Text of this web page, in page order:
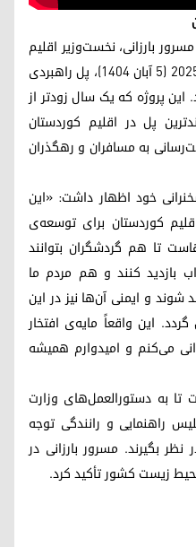
بارزانی، نخست‌وزیر اقلیم
کوردستان، روز دوشنبه، ۲۷ اکتبر ۲۰۲۵ (۵ آبان ۱۴۰۴)، پل راهبردی
این پروژه که یک سال زودتر از
پل در اقلیم کوردستان
به مسافران و رهگذران
خود اظهار داشت: «این
کوردستان برای توسعه‌ی
تا هم گردشگران بتوانند
بازدید کنند و هم مردم ما
شوند و ایمنی آن‌ها نیز در این
این واقعاً مایه‌ی افتخار
می‌کنم و امیدوارم همیشه
به دستورالعمل‌های وزارت
راهنمایی و رانندگی توجه
بگیرند. مسرور بارزانی در
زیست کشور تأکید کرد.